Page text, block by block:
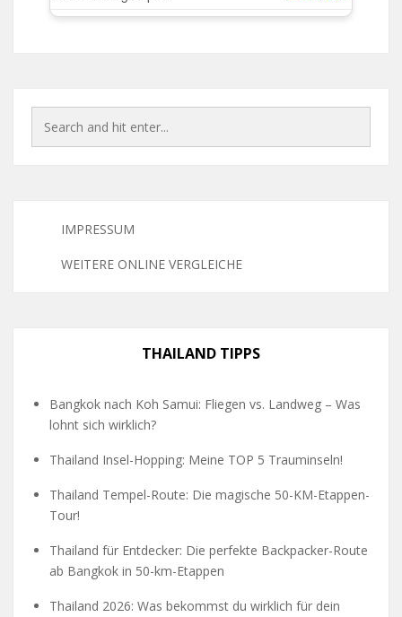
IMPRESSUM
WEITERE ONLINE VERGLEICHE
THAILAND TIPPS
Bangkok nach Koh Samui: Fliegen vs. Landweg – Was
lohnt sich wirklich?
Thailand Insel-Hopping: Meine TOP 5 Trauminseln!
Thailand Tempel-Route: Die magische 50-KM-Etappen-
Tour!
Thailand für Entdecker: Die perfekte Backpacker-Route
ab Bangkok in 50-km-Etappen
Thailand 2026: Was bekommst du wirklich für dein